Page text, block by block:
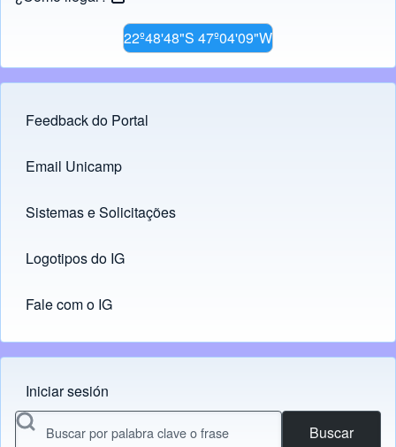
22º48'48"S 47º04'09"W
Footer menu
Feedback do Portal
Links
Email Unicamp
(opens in new tab)
Sistemas e Solicitações
(opens in new tab)
Logotipos do IG
(opens in new tab)
Fale com o IG
Menu do usuário
Iniciar sesión
Buscar